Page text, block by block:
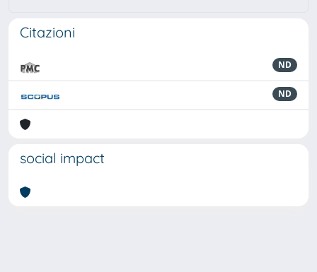
Citazioni
ND
ND
social impact